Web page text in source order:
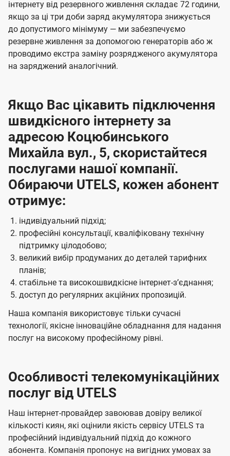
інтернету від резервного живлення складає 72 години,
якщо за ці три доби заряд акумулятора знижується
до допустимого мінімуму — ми забезпечуємо
резервне живлення за допомогою генераторів або ж
проводимо екстра заміну розрядженого акумулятора
на заряджений аналогічний.
Якщо Вас цікавить підключення
швидкісного інтернету за
адресою Коцюбинського
Михайла вул., 5, скористайтеся
послугами нашої компанії.
Обираючи UTELS, кожен абонент
отримує:
індивідуальний підхід;
професійні консультації, кваліфіковану технічну
підтримку цілодобово;
великий вибір продуманих до деталей тарифних
планів;
стабільне та високошвидкісне інтернет-зʼєднання;
доступ до регулярних акційних пропозицій.
Наша компанія використовує тільки сучасні
технології, якісне інноваційне обладнання для надання
послуг на високому професійному рівні.
Особливості телекомунікаційних
послуг від UTELS
Наш інтернет-провайдер завоював довіру великої
кількості киян, які оцінили якість сервісу UTELS та
професійний індивідуальний підхід до кожного
абонента. Компанія пропонує на вигідних умовах за